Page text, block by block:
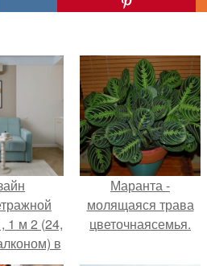
1 м 2 (24,
в
Маранта -
молящаяся трава
цветочнаясемья.